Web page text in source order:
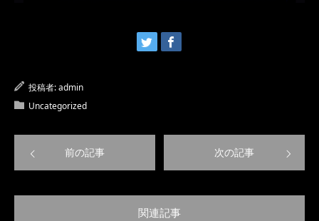
投稿者:admin
Uncategorized
前の記事 次の記事
関連記事